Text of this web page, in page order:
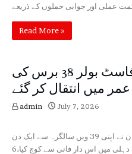
Read More »
افغانستان کے سابق فاسٹ بولر 38 برس کی
عمر میں انتقال کر گئے
admin July 7, 2026
میڈیا رپورٹس کے مطابق شپور زادران نے اپنی 39 ویں سالگرہ سے ایک دن
قبل 7 جولائی کو بھارت کے شہر نئی دہلی میں اس دار فانی سے کوچ کیا،6